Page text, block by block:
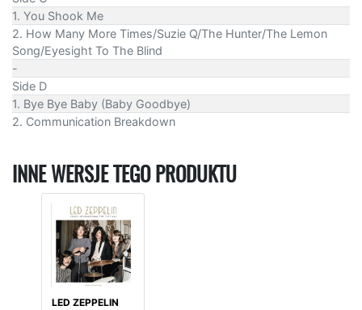
1. You Shook Me
2. How Many More Times/Suzie Q/The Hunter/The Lemon
Song/Eyesight To The Blind
-
Side D
1. Bye Bye Baby (Baby Goodbye)
2. Communication Breakdown
INNE WERSJE TEGO PRODUKTU
LED ZEPPELIN